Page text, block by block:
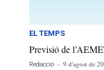
EL TEMPS
Previsió de
Redacció - 9 d'agost de